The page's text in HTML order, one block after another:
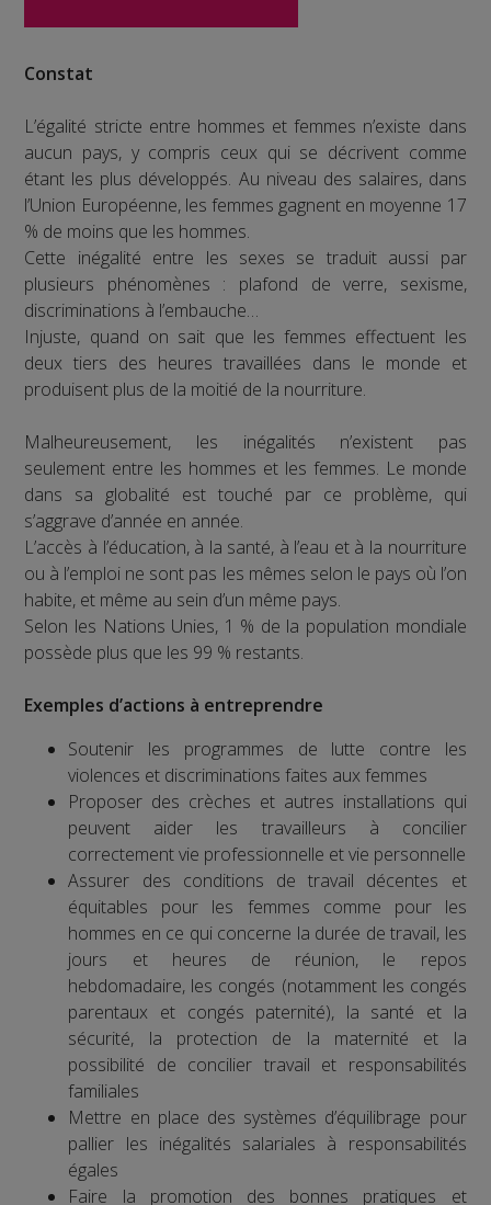
Constat
L’égalité stricte entre hommes et femmes n’existe dans
aucun pays, y compris ceux qui se décrivent comme
étant les plus développés. Au niveau des salaires, dans
l’Union Européenne, les femmes gagnent en moyenne 17
% de moins que les hommes.
Cette inégalité entre les sexes se traduit aussi par
plusieurs phénomènes : plafond de verre, sexisme,
discriminations à l’embauche…
Injuste, quand on sait que les femmes effectuent les
deux tiers des heures travaillées dans le monde et
produisent plus de la moitié de la nourriture.
Malheureusement, les inégalités n’existent pas
seulement entre les hommes et les femmes. Le monde
dans sa globalité est touché par ce problème, qui
s’aggrave d’année en année.
L’accès à l’éducation, à la santé, à l’eau et à la nourriture
ou à l’emploi ne sont pas les mêmes selon le pays où l’on
habite, et même au sein d’un même pays.
Selon les Nations Unies, 1 % de la population mondiale
possède plus que les 99 % restants.
Exemples d’actions à entreprendre
Soutenir les programmes de lutte contre les
violences et discriminations faites aux femmes
Proposer des crèches et autres installations qui
peuvent aider les travailleurs à concilier
correctement vie professionnelle et vie personnelle
Assurer des conditions de travail décentes et
équitables pour les femmes comme pour les
hommes en ce qui concerne la durée de travail, les
jours et heures de réunion, le repos
hebdomadaire, les congés (notamment les congés
parentaux et congés paternité), la santé et la
sécurité, la protection de la maternité et la
possibilité de concilier travail et responsabilités
familiales
Mettre en place des systèmes d’équilibrage pour
pallier les inégalités salariales à responsabilités
égales
Faire la promotion des bonnes pratiques et